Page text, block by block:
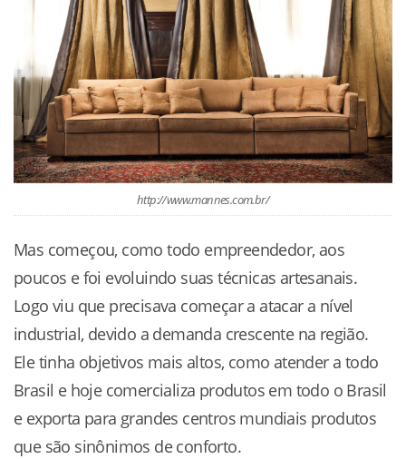
http://www.mannes.com.br/
Mas começou, como todo empreendedor, aos
poucos e foi evoluindo suas técnicas artesanais.
Logo viu que precisava começar a atacar a nível
industrial, devido a demanda crescente na região.
Ele tinha objetivos mais altos, como atender a todo
Brasil e hoje comercializa produtos em todo o Brasil
e exporta para grandes centros mundiais produtos
que são sinônimos de conforto.